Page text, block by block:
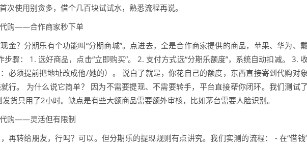
次使用别贪多，借个几百块试试水，熟悉流程再说。
购——合作商家秒下单
金？分期乐有个功能叫“分期商城”。点进去，全是合作商家提供的商品，苹果、华为、
骤： 1. 选好商品，点击“立即购买”。 2. 支付方式选“分期乐额度”，系统自动扣减。 3.
必须提前把地址改成他/她的）。 说白了就是，你花自己的额度，东西直接寄到代购对象
行。 为什么说它简单？ 因为不需要提现、不需要转手，平台直接帮你闭环。我们测试了
货只用了2小时。缺点是有些大额商品需要额外审核，比如茅台需要人脸识别。
购——灵活但有限制
再转给朋友，行吗？可以。但分期乐的提现规则有点讲究。我们实测的流程： - 在“借钱